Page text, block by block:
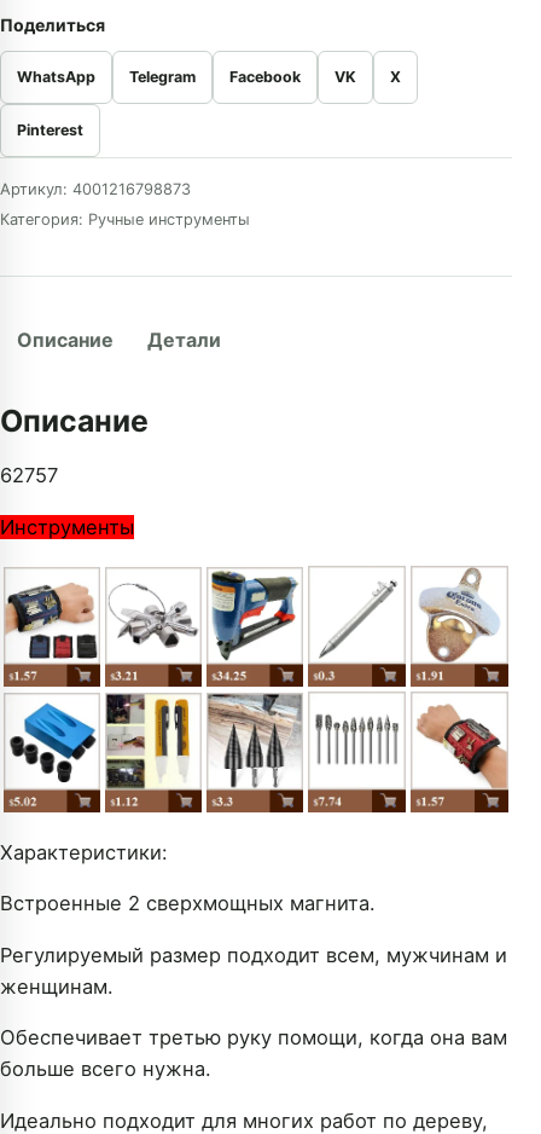
Поделиться
WhatsApp Telegram Facebook VK X
Pinterest
Артикул: 4001216798873
Категория: Ручные инструменты
Описание Детали
Описание
62757
Инструменты
Характеристики:
Встроенные 2 сверхмощных магнита.
Регулируемый размер подходит всем, мужчинам и
женщинам.
Обеспечивает третью руку помощи, когда она вам
больше всего нужна.
Идеально подходит для многих работ по дереву,